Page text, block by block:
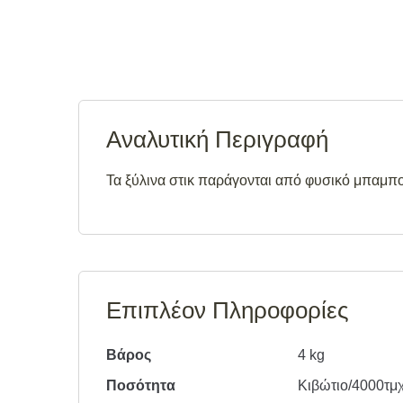
Αναλυτική Περιγραφή
Τα ξύλινα στικ παράγονται από φυσικό
Επιπλέον Πληροφορίες
Βάρος
4 kg
Ποσότητα
Κιβώτιο/